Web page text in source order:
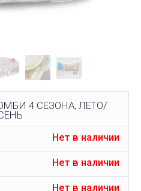
4 СЕЗОНА, ЛЕТО/
Нет в наличии
Нет в наличии
Нет в наличии